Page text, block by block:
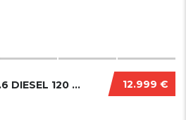
12.999 €
OPEL GRANDLAND X 1.6 DIESEL 120 CV LAUNCH ED...